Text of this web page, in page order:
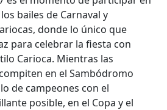
bailes de Carnaval y
donde lo único que
para celebrar la fiesta con
Carioca. Mientras las
en el Sambódromo
de campeones con el
posible, en el Copa y el